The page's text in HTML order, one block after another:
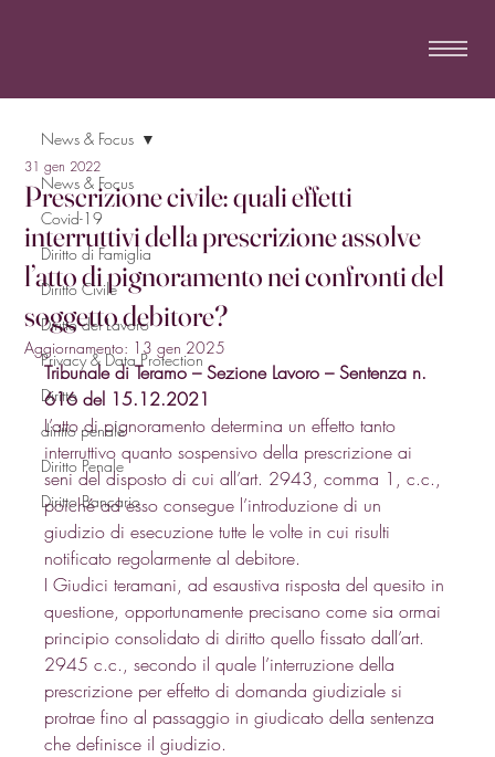
News & Focus
Covid-19
Diritto di Famiglia
Diritto Civile
Diritto del Lavoro
Privacy & Data Protection
Diritto
diritto penale
Diritto Penale
Diritto Bancario
News & Focus
Prescrizione civile: quali effetti
interruttivi della prescrizione assolve
l’atto di pignoramento nei confronti del
soggetto debitore?
31 gen 2022
Aggiornamento: 13 gen 2025
Tribunale di Teramo – Sezione Lavoro – Sentenza n.
616 del 15.12.2021
L’atto di pignoramento determina un effetto tanto
interruttivo quanto sospensivo della prescrizione ai
seni del disposto di cui all’art. 2943, comma 1, c.c.,
poiché ad esso consegue l’introduzione di un
giudizio di esecuzione tutte le volte in cui risulti
notificato regolarmente al debitore.
I Giudici teramani, ad esaustiva risposta del quesito in
questione, opportunamente precisano come sia ormai
principio consolidato di diritto quello fissato dall’art.
2945 c.c., secondo il quale l’interruzione della
prescrizione per effetto di domanda giudiziale si
protrae fino al passaggio in giudicato della sentenza
che definisce il giudizio.